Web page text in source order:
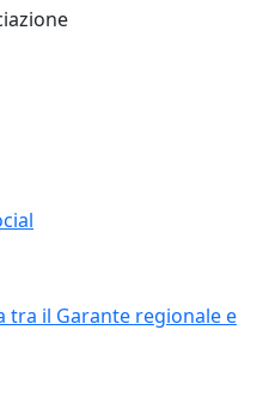
tra il Garante regionale e